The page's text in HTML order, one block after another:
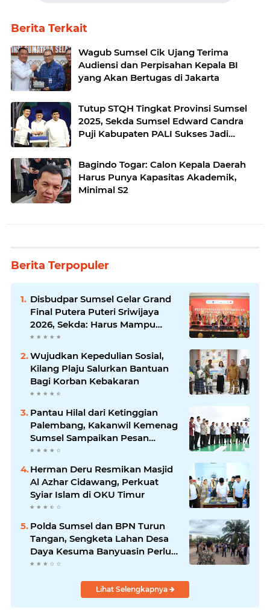
Berita Terkait
Wagub Sumsel Cik Ujang Terima
Audiensi dan Perpisahan Kepala BI
yang Akan Bertugas di Jakarta
Tutup STQH Tingkat Provinsi Sumsel
2025, Sekda Sumsel Edward Candra
Puji Kabupaten PALI Sukses Jadi
Bagindo Togar: Calon Kepala Daerah
Harus Punya Kapasitas Akademik,
Minimal S2
Berita Terpopuler
Disbudpar Sumsel Gelar Grand
Final Putera Puteri Sriwijaya
2026, Sekda: Harus Mampu
Bawa Sumsel Go Internasional
Wujudkan Kepedulian Sosial,
Kilang Plaju Salurkan Bantuan
Bagi Korban Kebakaran
Pantau Hilal dari Ketinggian
Palembang, Kakanwil Kemenag
Sumsel Sampaikan Pesan
Kerukunan
Herman Deru Resmikan Masjid
Al Azhar Cidawang, Perkuat
Syiar Islam di OKU Timur
Polda Sumsel dan BPN Turun
Tangan, Sengketa Lahan Desa
Daya Kesuma Banyuasin Perlu
Kepastian Hukum
Lihat Selengkapnya